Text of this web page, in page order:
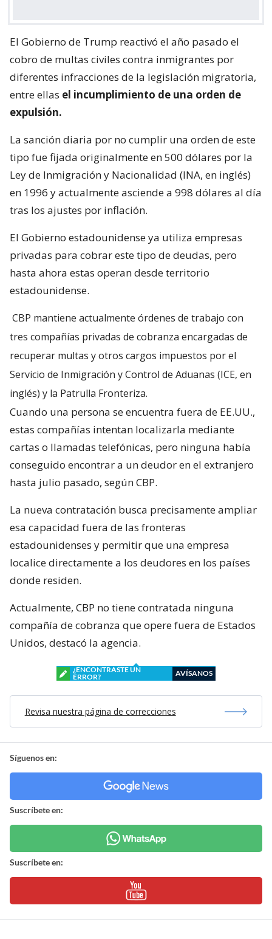
El Gobierno de Trump reactivó el año pasado el
cobro de multas civiles contra inmigrantes por
diferentes infracciones de la legislación migratoria,
entre ellas el incumplimiento de una orden de
expulsión.
La sanción diaria por no cumplir una orden de este
tipo fue fijada originalmente en 500 dólares por la
Ley de Inmigración y Nacionalidad (INA, en inglés)
en 1996 y actualmente asciende a 998 dólares al día
tras los ajustes por inflación.
El Gobierno estadounidense ya utiliza empresas
privadas para cobrar este tipo de deudas, pero
hasta ahora estas operan desde territorio
estadounidense.
CBP mantiene actualmente órdenes de trabajo con
tres compañías privadas de cobranza encargadas de
recuperar multas y otros cargos impuestos por el
Servicio de Inmigración y Control de Aduanas (ICE, en
inglés) y la Patrulla Fronteriza.
Cuando una persona se encuentra fuera de EE.UU.,
estas compañías intentan localizarla mediante
cartas o llamadas telefónicas, pero ninguna había
conseguido encontrar a un deudor en el extranjero
hasta julio pasado, según CBP.
La nueva contratación busca precisamente ampliar
esa capacidad fuera de las fronteras
estadounidenses y permitir que una empresa
localice directamente a los deudores en los países
donde residen.
Actualmente, CBP no tiene contratada ninguna
compañía de cobranza que opere fuera de Estados
Unidos, destacó la agencia.
¿ENCONTRASTE UN
ERROR?
AVÍSANOS
Revisa nuestra página de correcciones
Síguenos en:
Suscríbete en:
Suscríbete en: